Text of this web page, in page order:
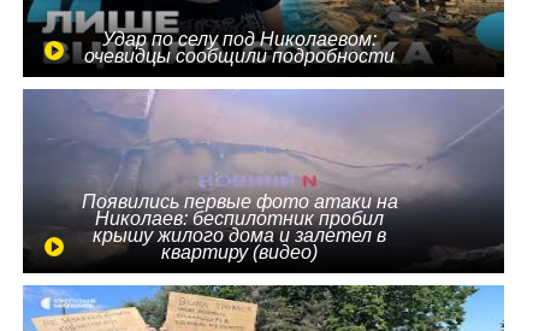
Удар по селу под Николаевом:
очевидцы сообщили подробности
Появились первые фото атаки на
Николаев: беспилотник пробил
крышу жилого дома и залетел в
квартиру (видео)